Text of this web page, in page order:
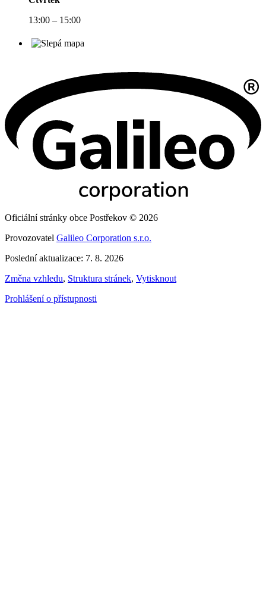
13:00 – 15:00
Oficiální stránky obce Postřekov © 2026
Provozovatel Galileo Corporation s.r.o.
Poslední aktualizace: 7. 8. 2026
Změna vzhledu, Struktura stránek, Vytisknout
Prohlášení o přístupnosti